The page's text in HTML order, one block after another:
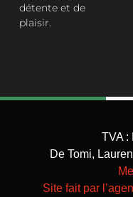
détente et de
plaisir.
TVA :
De Tomi,
Site fait par